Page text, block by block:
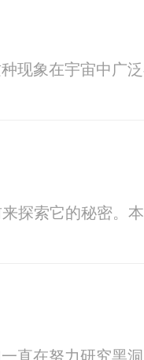
现象在宇宙中广
探索它的秘密。
直在努力研究黑